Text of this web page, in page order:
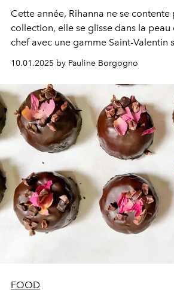
Cette année, Rihanna ne se
collection, elle se glisse dans la
chef avec une gamme Saint-Valentin
fois de plus, la chanteuse, icône de
entrepreneure, frappe fort avec des
sensualité, audace et inclusivité.
10.01.2025 by Pauline Borgogno
FOOD